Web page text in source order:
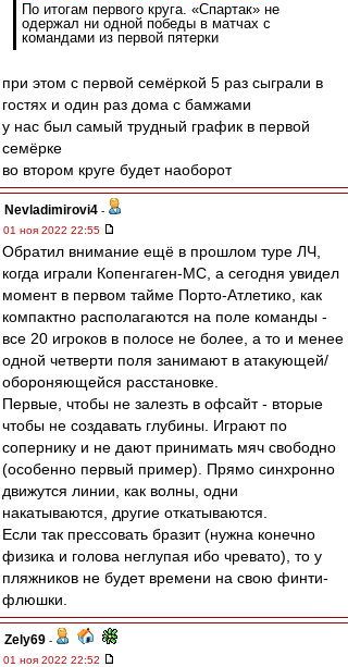
По итогам первого круга. «Спартак» не
одержал ни одной победы в матчах с
командами из первой пятерки
при этом с первой семёркой 5 раз сыграли в
гостях и один раз дома с бамжами
у нас был самый трудный график в первой
семёрке
во втором круге будет наоборот
Nevladimirovi4 -
01 ноя 2022 22:55
Обратил внимание ещё в прошлом туре ЛЧ,
когда играли Копенгаген-МС, а сегодня увидел
момент в первом тайме Порто-Атлетико, как
компактно располагаются на поле команды -
все 20 игроков в полосе не более, а то и менее
одной четверти поля занимают в атакующей/
обороняющейся расстановке.
Первые, чтобы не залезть в офсайт - вторые
чтобы не создавать глубины. Играют по
сопернику и не дают принимать мяч свободно
(особенно первый пример). Прямо синхронно
движутся линии, как волны, одни
накатываются, другие откатываются.
Если так прессовать бразит (нужна конечно
физика и голова неглупая ибо чревато), то у
пляжников не будет времени на свою финти-
флюшки.
Zely69 -
01 ноя 2022 22:52